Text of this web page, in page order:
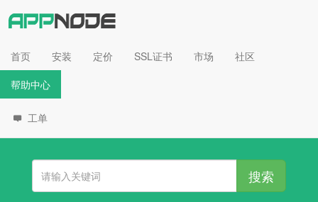
首页 安装 定价 SSL证书 市场
社区
帮助中心
工单
搜索